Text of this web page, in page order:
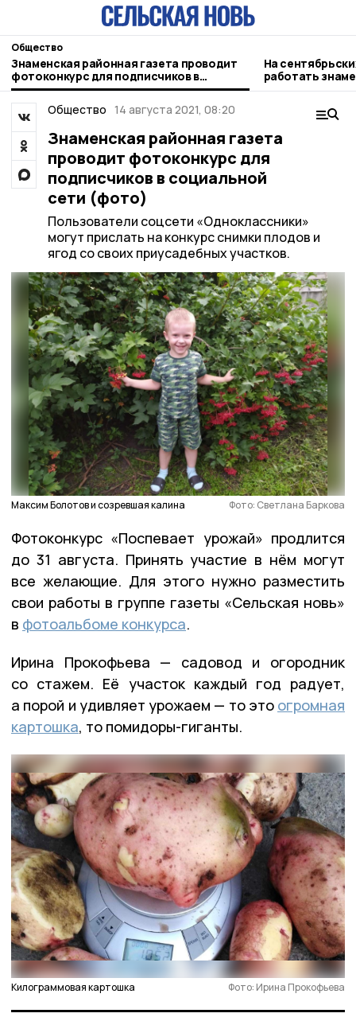
Общество
Знаменская районная газета проводит
фотоконкурс для подписчиков в
социальной сети (фото)
На
работать
наблюдатели
Общество 14 августа 2021, 08:20
Знаменская районная газета
проводит фотоконкурс для
подписчиков в социальной
сети (фото)
Пользователи соцсети «Одноклассники»
могут прислать на конкурс снимки плодов и
ягод со своих приусадебных участков.
Максим Болотов и созревшая калина Фото: Светлана Баркова
Фотоконкурс «Поспевает урожай» продлится
до 31 августа. Принять участие в нём могут
все желающие. Для этого нужно разместить
свои работы в группе газеты «Сельская новь»
в фотоальбоме конкурса.
Ирина Прокофьева — садовод и огородник
со стажем. Её участок каждый год радует,
а порой и удивляет урожаем — то это огромная
картошка, то помидоры-гиганты.
Килограммовая картошка Фото: Ирина Прокофьева